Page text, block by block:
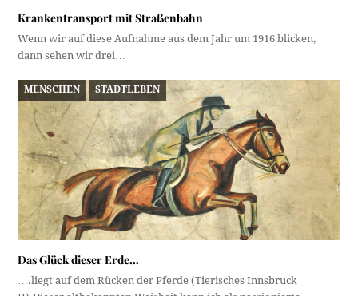
Krankentransport mit Straßenbahn
Wenn wir auf diese Aufnahme aus dem Jahr um 1916 blicken,
dann sehen wir drei…
MENSCHEN STADTLEBEN
Das Glück dieser Erde…
….liegt auf dem Rücken der Pferde (Tierisches Innsbruck